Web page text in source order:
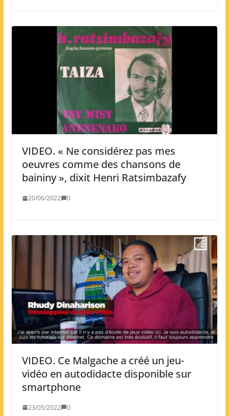
VIDEO. « Ne considérez pas mes
oeuvres comme des chansons de
baininy », dixit Henri Ratsimbazafy
20/06/2022 0
VIDEO. Ce Malgache a créé un jeu-
vidéo en autodidacte disponible sur
smartphone
23/05/2022 0